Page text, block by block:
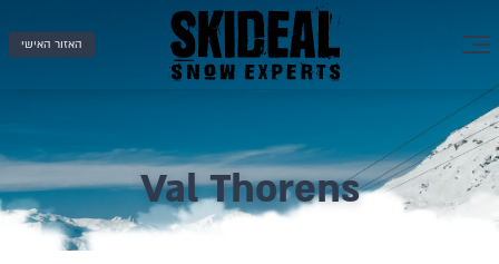
האזור האישי
Val Thorens